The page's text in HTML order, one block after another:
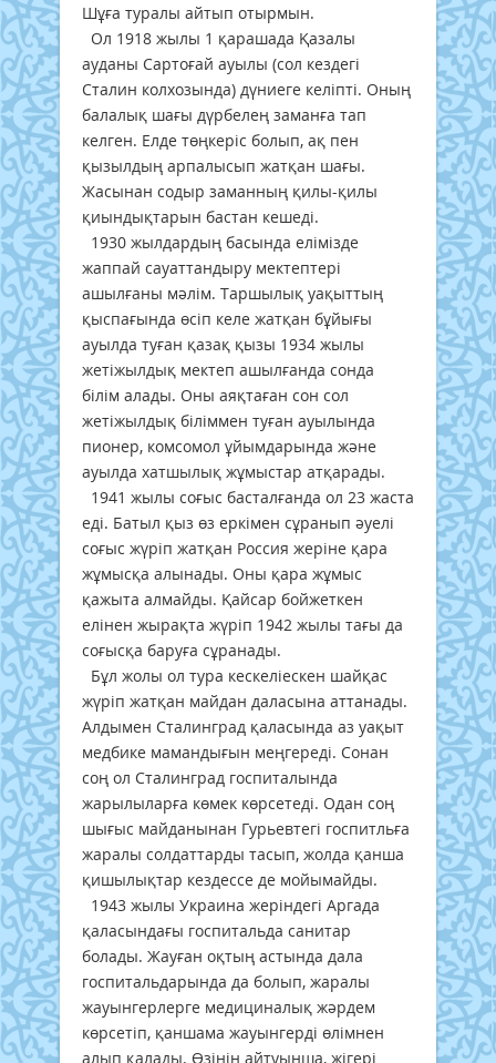
Шұға туралы айтып отырмын.
Ол 1918 жылы 1 қарашада Қазалы
ауданы Сартоғай ауылы (сол кездегі
Сталин колхозында) дүниеге келіпті. Оның
балалық шағы дүрбелең заманға тап
келген. Елде төңкеріс болып, ақ пен
қызылдың арпалысып жатқан шағы.
Жасынан содыр заманның қилы-қилы
қиындықтарын бастан кешеді.
1930 жылдардың басында елімізде
жаппай сауаттандыру мектептері
ашылғаны мәлім. Таршылық уақыттың
қыспағында өсіп келе жатқан бұйығы
ауылда туған қазақ қызы 1934 жылы
жетіжылдық мектеп ашылғанда сонда
білім алады. Оны аяқтаған сон сол
жетіжылдық біліммен туған ауылында
пионер, комсомол ұйымдарында және
ауылда хатшылық жұмыстар атқарады.
1941 жылы соғыс басталғанда ол 23 жаста
еді. Батыл қыз өз еркімен сұранып әуелі
соғыс жүріп жатқан Россия жеріне қара
жұмысқа алынады. Оны қара жұмыс
қажыта алмайды. Қайсар бойжеткен
елінен жырақта жүріп 1942 жылы тағы да
соғысқа баруға сұранады.
Бұл жолы ол тура кескеліескен шайқас
жүріп жатқан майдан даласына аттанады.
Алдымен Сталинград қаласында аз уақыт
медбике мамандығын меңгереді. Сонан
соң ол Сталинград госпиталында
жарылыларға көмек көрсетеді. Одан соң
шығыс майданынан Гурьевтегі госпитльға
жаралы солдаттарды тасып, жолда қанша
қишылықтар кездессе де мойымайды.
1943 жылы Украина жеріндегі Аргада
қаласындағы госпитальда санитар
болады. Жауған оқтың астында дала
госпитальдарында да болып, жаралы
жауынгерлерге медициналық жәрдем
көрсетіп, қаншама жауынгерді өлімнен
алып қалады. Өзінің айтуынша, жігері